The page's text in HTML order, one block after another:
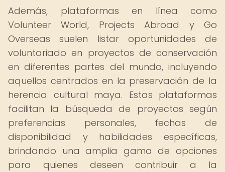
Además, plataformas en línea como
Volunteer World, Projects Abroad y Go
Overseas suelen listar oportunidades de
voluntariado en proyectos de conservación
en diferentes partes del mundo, incluyendo
aquellos centrados en la preservación de la
herencia cultural maya. Estas plataformas
facilitan la búsqueda de proyectos según
preferencias personales, fechas de
disponibilidad y habilidades específicas,
brindando una amplia gama de opciones
para quienes deseen contribuir a la